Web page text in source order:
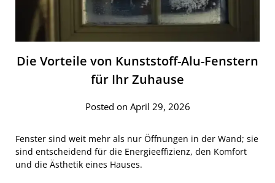
Die Vorteile von Kunststoff-Alu-Fenstern
für Ihr Zuhause
Posted on April 29, 2026
Fenster sind weit mehr als nur Öffnungen in der Wand; sie
sind entscheidend für die Energieeffizienz, den Komfort
und die Ästhetik eines Hauses.